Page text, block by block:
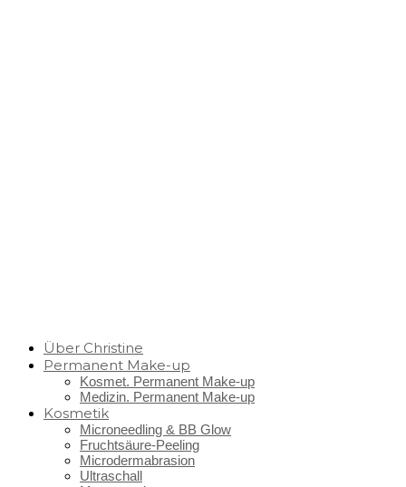
Über Christine
Permanent Make-up
Kosmet. Permanent Make-up
Medizin. Permanent Make-up
Kosmetik
Microneedling & BB Glow
Fruchtsäure-Peeling
Microdermabrasion
Ultraschall